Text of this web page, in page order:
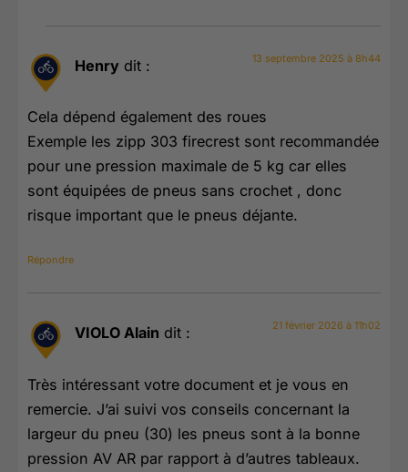
Henry dit : 13 septembre 2025 à 8h44
Cela dépend également des roues
Exemple les zipp 303 firecrest sont recommandée
pour une pression maximale de 5 kg car elles
sont équipées de pneus sans crochet , donc
risque important que le pneus déjante.
Répondre
VIOLO Alain dit : 21 février 2026 à 11h02
Très intéressant votre document et je vous en
remercie. J’ai suivi vos conseils concernant la
largeur du pneu (30) les pneus sont à la bonne
pression AV AR par rapport à d’autres tableaux.